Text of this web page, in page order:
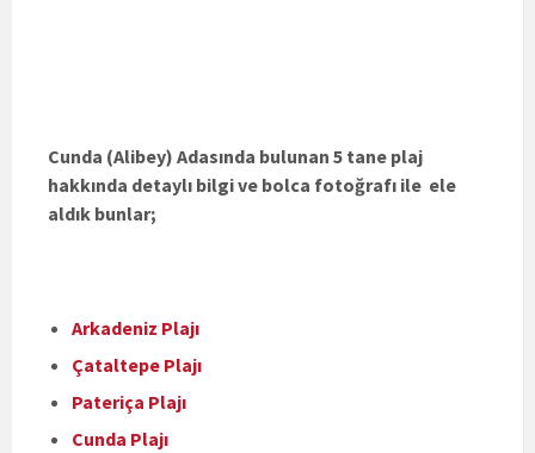
Cunda (Alibey) Adasında bulunan 5 tane plaj
hakkında detaylı bilgi ve bolca fotoğrafı ile ele
aldık bunlar;
Arkadeniz Plajı
Çataltepe Plajı
Pateriça Plajı
Cunda Plajı